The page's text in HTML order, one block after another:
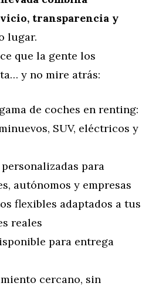
transparencia y
lugar.
que la gente los
y no mire atrás:
de coches en renting:
SUV, eléctricos y
para
autónomos y empresas
flexibles adaptados a tus
reales
para entrega
cercano, sin